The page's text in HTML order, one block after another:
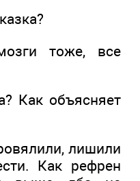
тоже, все
Как объясняет
лишили
Как рефрен